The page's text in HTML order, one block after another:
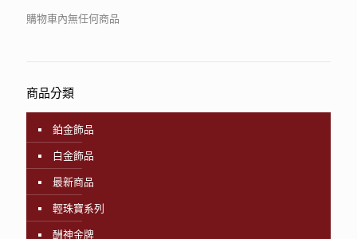
購物車內無任何商品
商品分類
鉑金飾品
白金飾品
最新商品
輕珠寶系列
酬神金牌